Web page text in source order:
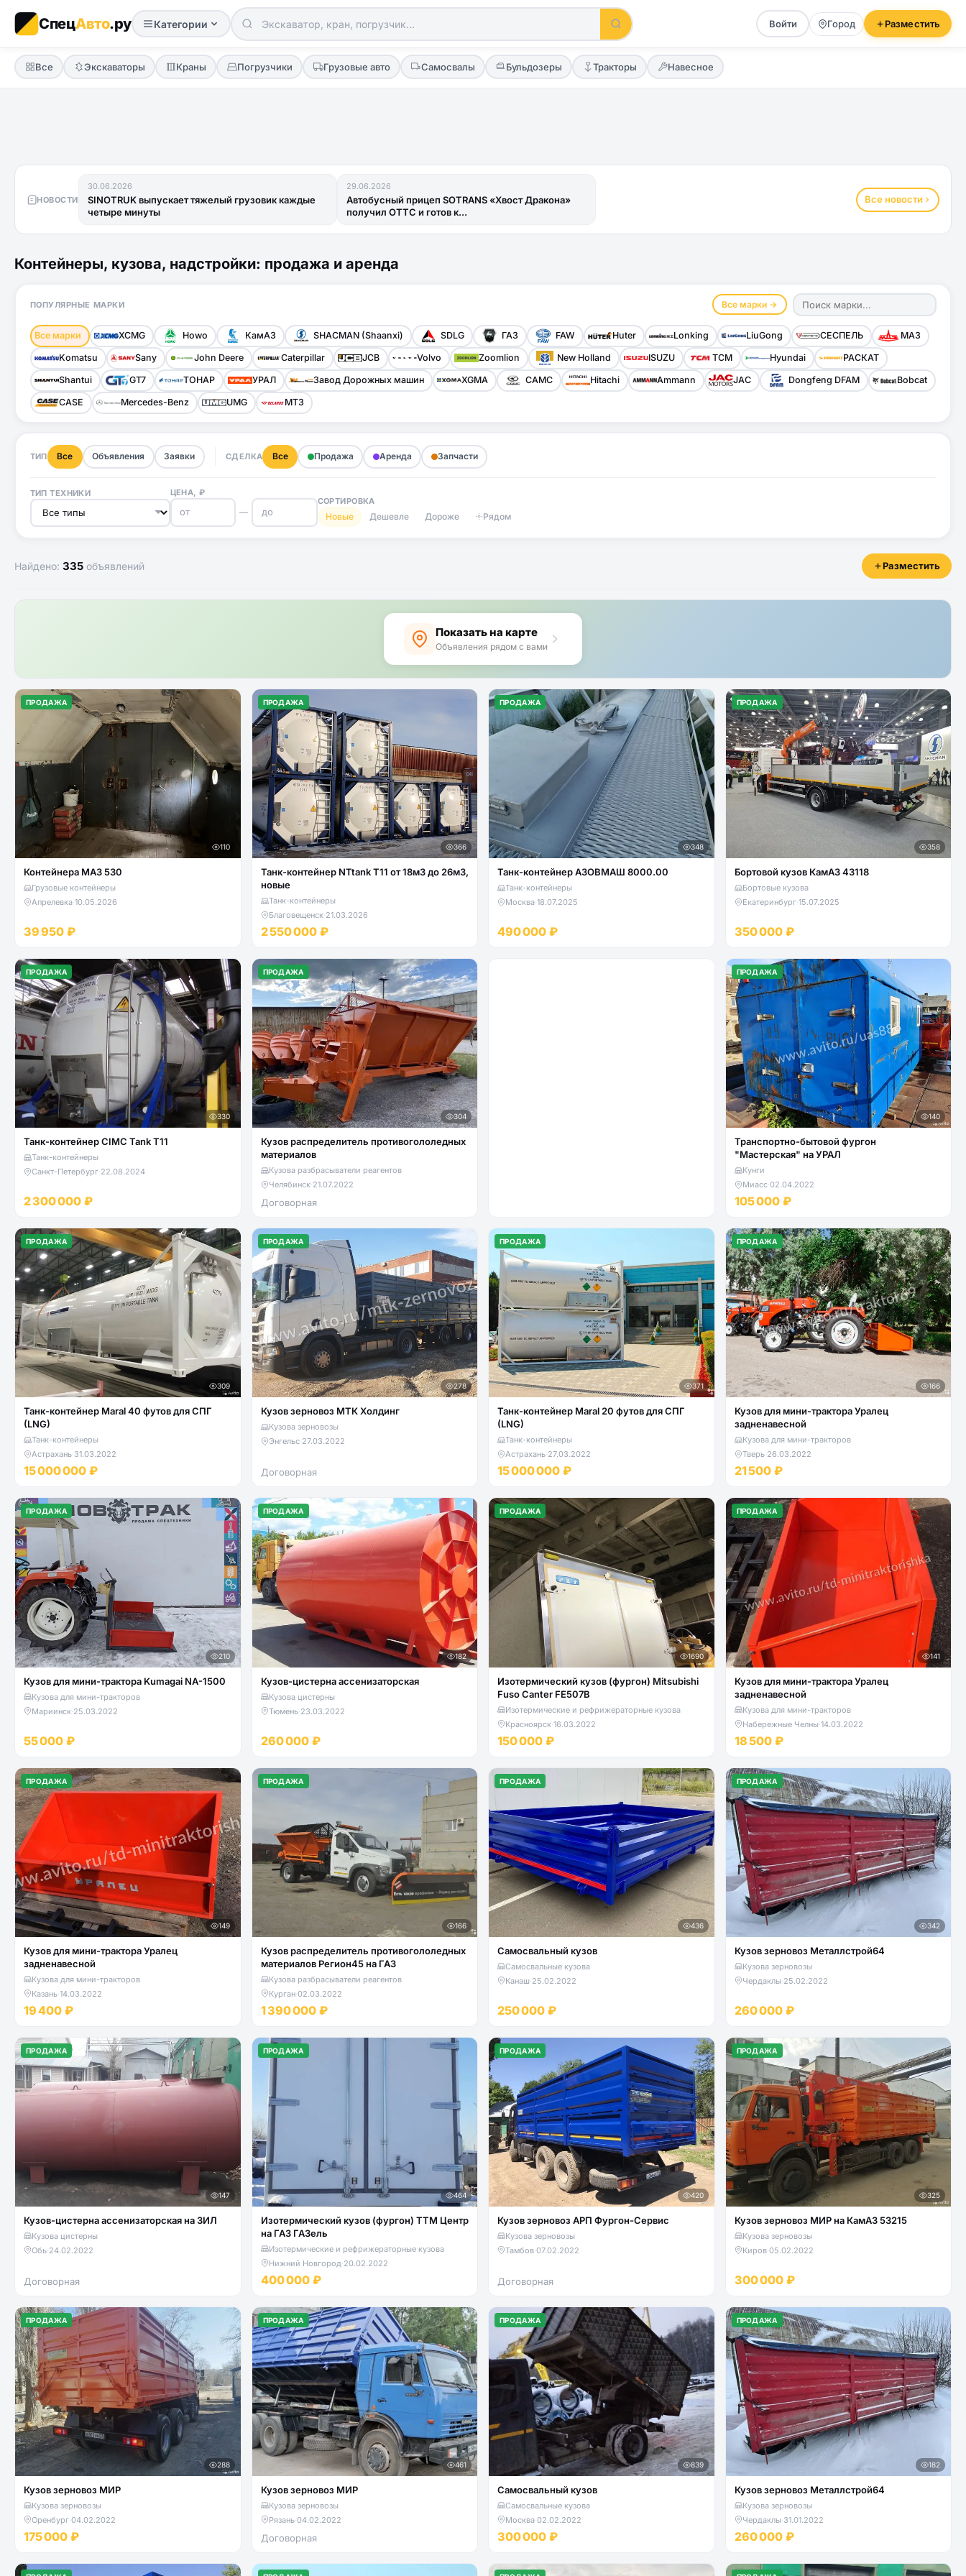
СпецАвто.ру Категории Войти Город Разместить
Все Экскаваторы Краны Погрузчики Грузовые авто Самосвалы Бульдозеры Тракторы Навесное
НОВОСТИ
30.06.2026
SINOTRUK выпускает тяжелый грузовик каждые
четыре минуты
29.06.2026
Автобусный прицеп SOTRANS «Хвост Дракона»
получил ОТТС и готов к...
Все новости
Контейнеры, кузова, надстройки: продажа и аренда
ПОПУЛЯРНЫЕ МАРКИ Все марки →
Все марки XCMG Howo КамАЗ SHACMAN (Shaanxi) SDLG ГАЗ FAW Huter Lonking LiuGong СЕСПЕЛЬ МАЗ
Komatsu Sany John Deere Caterpillar JCB Volvo Zoomlion New Holland ISUZU TCM Hyundai РАСКАТ
Shantui GT7 ТОНАР УРАЛ Завод Дорожных машин XGMA CAMC Hitachi Ammann JAC Dongfeng DFAM Bobcat
CASE Mercedes-Benz UMG МТЗ
ТИП Все Объявления Заявки СДЕЛКА Все Продажа Аренда Запчасти
ТИП ТЕХНИКИ ЦЕНА, ₽
—
СОРТИРОВКА
Новые Дешевле Дороже Рядом
Найдено: 335 объявлений Разместить
Показать на карте
Объявления рядом с вами
ПРОДАЖА
110
Контейнера МАЗ 530
Грузовые контейнеры
Апрелевка·10.05.2026
39 950 ₽
ПРОДАЖА
366
Танк-контейнер NTtank Т11 от 18м3 до 26м3,
новые
Танк-контейнеры
Благовещенск·21.03.2026
2 550 000 ₽
ПРОДАЖА
348
Танк-контейнер АЗОВМАШ 8000.00
Танк-контейнеры
Москва·18.07.2025
490 000 ₽
ПРОДАЖА
358
Бортовой кузов КамАЗ 43118
Бортовые кузова
Екатеринбург·15.07.2025
350 000 ₽
ПРОДАЖА
330
Танк-контейнер CIMC Tank T11
Танк-контейнеры
Санкт-Петербург·22.08.2024
2 300 000 ₽
ПРОДАЖА
304
Кузов распределитель противогололедных
материалов
Кузова разбрасыватели реагентов
Челябинск·21.07.2022
Договорная
ПРОДАЖА
140
Транспортно-бытовой фургон
"Мастерская" на УРАЛ
Кунги
Миасс·02.04.2022
105 000 ₽
ПРОДАЖА
309
Танк-контейнер Maral 40 футов для СПГ
(LNG)
Танк-контейнеры
Астрахань·31.03.2022
15 000 000 ₽
ПРОДАЖА
278
Кузов зерновоз МТК Холдинг
Кузова зерновозы
Энгельс·27.03.2022
Договорная
ПРОДАЖА
371
Танк-контейнер Maral 20 футов для СПГ
(LNG)
Танк-контейнеры
Астрахань·27.03.2022
15 000 000 ₽
ПРОДАЖА
166
Кузов для мини-трактора Уралец
задненавесной
Кузова для мини-тракторов
Тверь·26.03.2022
21 500 ₽
ПРОДАЖА
210
Кузов для мини-трактора Kumagai NA-1500
Кузова для мини-тракторов
Мариинск·25.03.2022
55 000 ₽
ПРОДАЖА
182
Кузов-цистерна ассенизаторская
Кузова цистерны
Тюмень·23.03.2022
260 000 ₽
ПРОДАЖА
1690
Изотермический кузов (фургон) Mitsubishi
Fuso Canter FE507B
Изотермические и рефрижераторные кузова
Красноярск·16.03.2022
150 000 ₽
ПРОДАЖА
141
Кузов для мини-трактора Уралец
задненавесной
Кузова для мини-тракторов
Набережные Челны·14.03.2022
18 500 ₽
ПРОДАЖА
149
Кузов для мини-трактора Уралец
задненавесной
Кузова для мини-тракторов
Казань·14.03.2022
19 400 ₽
ПРОДАЖА
166
Кузов распределитель противогололедных
материалов Регион45 на ГАЗ
Кузова разбрасыватели реагентов
Курган·02.03.2022
1 390 000 ₽
ПРОДАЖА
436
Самосвальный кузов
Самосвальные кузова
Канаш·25.02.2022
250 000 ₽
ПРОДАЖА
342
Кузов зерновоз Металлстрой64
Кузова зерновозы
Чердаклы·25.02.2022
260 000 ₽
ПРОДАЖА
147
Кузов-цистерна ассенизаторская на ЗИЛ
Кузова цистерны
Обь·24.02.2022
Договорная
ПРОДАЖА
464
Изотермический кузов (фургон) ТТМ Центр
на ГАЗ ГАЗель
Изотермические и рефрижераторные кузова
Нижний Новгород·20.02.2022
400 000 ₽
ПРОДАЖА
420
Кузов зерновоз АРП Фургон-Сервис
Кузова зерновозы
Тамбов·07.02.2022
Договорная
ПРОДАЖА
325
Кузов зерновоз МИР на КамАЗ 53215
Кузова зерновозы
Киров·05.02.2022
300 000 ₽
ПРОДАЖА
288
Кузов зерновоз МИР
Кузова зерновозы
Оренбург·04.02.2022
175 000 ₽
ПРОДАЖА
461
Кузов зерновоз МИР
Кузова зерновозы
Рязань·04.02.2022
Договорная
ПРОДАЖА
839
Самосвальный кузов
Самосвальные кузова
Москва·02.02.2022
300 000 ₽
ПРОДАЖА
182
Кузов зерновоз Металлстрой64
Кузова зерновозы
Чердаклы·31.01.2022
260 000 ₽